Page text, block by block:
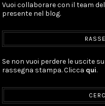
Vuoi collaborare con il team
presente nel blog.
Se non vuoi perdere le uscite
rassegna stampa. Clicca qui.